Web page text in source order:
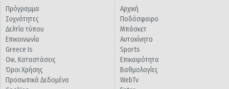
Πρόγραμμα
Συχνότητες
Δελτία τύπου
Επικοινωνία
Greece Is
Οικ. Καταστάσεις
Όροι Χρήσης
Προσωπικά Δεδομένα
Αρχική
Ποδόσφαιρο
Μπάσκετ
Αυτοκίνητο
Sports
Επικαιρότητα
Βαθμολογίες
WebTv